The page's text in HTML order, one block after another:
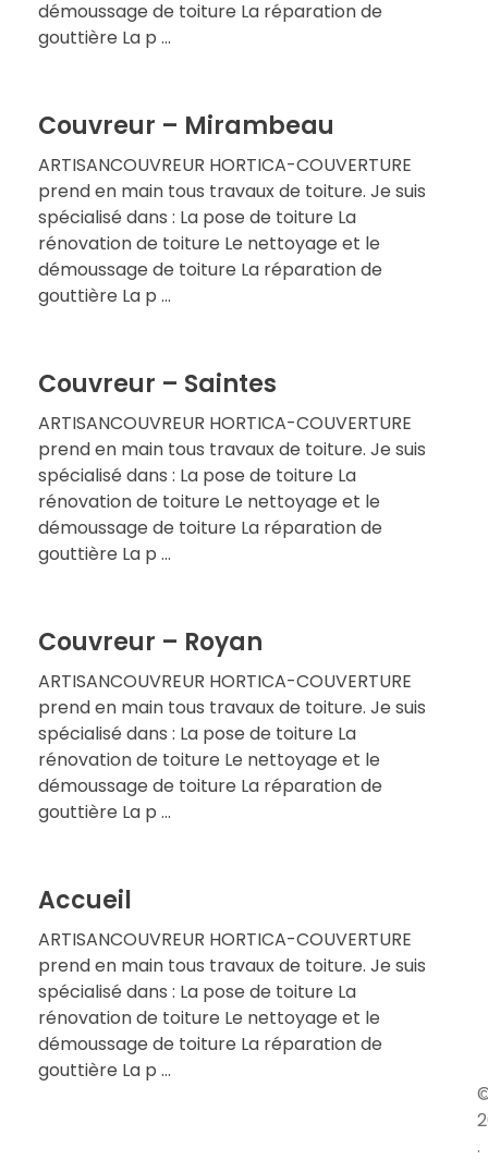
démoussage de toiture La réparation de
gouttière La p ...
Couvreur – Mirambeau
ARTISANCOUVREUR HORTICA-COUVERTURE
prend en main tous travaux de toiture. Je suis
spécialisé dans : La pose de toiture La
rénovation de toiture Le nettoyage et le
démoussage de toiture La réparation de
gouttière La p ...
Couvreur – Saintes
ARTISANCOUVREUR HORTICA-COUVERTURE
prend en main tous travaux de toiture. Je suis
spécialisé dans : La pose de toiture La
rénovation de toiture Le nettoyage et le
démoussage de toiture La réparation de
gouttière La p ...
Couvreur – Royan
ARTISANCOUVREUR HORTICA-COUVERTURE
prend en main tous travaux de toiture. Je suis
spécialisé dans : La pose de toiture La
rénovation de toiture Le nettoyage et le
démoussage de toiture La réparation de
gouttière La p ...
Accueil
ARTISANCOUVREUR HORTICA-COUVERTURE
prend en main tous travaux de toiture. Je suis
spécialisé dans : La pose de toiture La
rénovation de toiture Le nettoyage et le
démoussage de toiture La réparation de
gouttière La p ...
.